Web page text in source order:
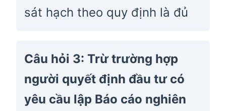
sát hạch theo quy định là đủ
Câu hỏi 3: Trừ trường hợp
người quyết định đầu tư có
yêu cầu lập Báo cáo nghiên